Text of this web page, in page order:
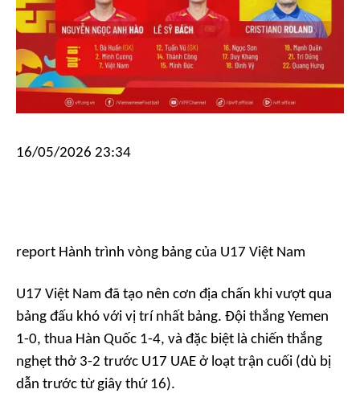
16/05/2026 23:34
report Hành trình vòng bảng của U17 Việt Nam
U17 Việt Nam đã tạo nên cơn địa chấn khi vượt qua
bảng đấu khó với vị trí nhất bảng. Đội thắng Yemen
1-0, thua Hàn Quốc 1-4, và đặc biệt là chiến thắng
nghẹt thở 3-2 trước U17 UAE ở loạt trận cuối (dù bị
dẫn trước từ giây thứ 16).